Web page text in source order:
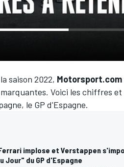
saison 2022, Motorsport.com
Voici les chiffres
le GP d'Espagne.
implose et Verstappen
Jour" du GP d'Espagne